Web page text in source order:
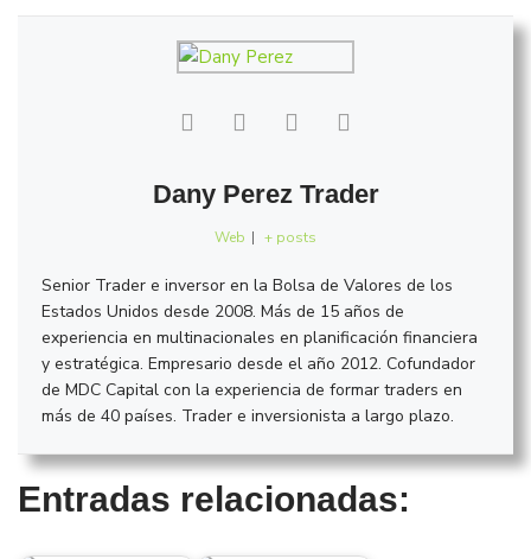
Dany Perez Trader
Web | + posts
Senior Trader e inversor en la Bolsa de Valores de los
Estados Unidos desde 2008. Más de 15 años de
experiencia en multinacionales en planificación financiera
y estratégica. Empresario desde el año 2012. Cofundador
de MDC Capital con la experiencia de formar traders en
más de 40 países. Trader e inversionista a largo plazo.
Entradas relacionadas: